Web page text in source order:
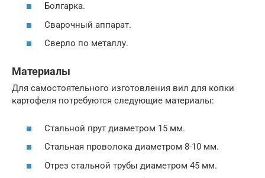
Болгарка.
Сварочный аппарат.
Сверло по металлу.
Материалы
Для самостоятельного изготовления вил для копки
картофеля потребуются следующие материалы:
Стальной прут диаметром 15 мм.
Стальная проволока диаметром 8-10 мм.
Отрез стальной трубы диаметром 45 мм.